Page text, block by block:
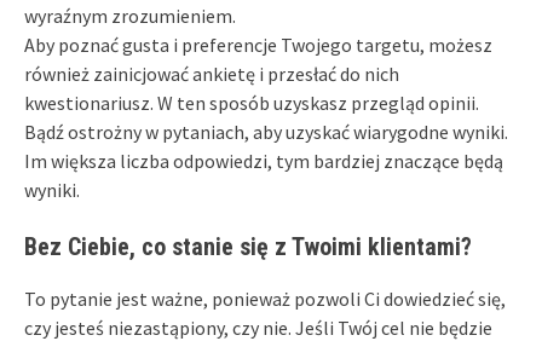
wyraźnym zrozumieniem.
Aby poznać gusta i preferencje Twojego targetu, możesz
również zainicjować ankietę i przesłać do nich
kwestionariusz. W ten sposób uzyskasz przegląd opinii.
Bądź ostrożny w pytaniach, aby uzyskać wiarygodne wyniki.
Im większa liczba odpowiedzi, tym bardziej znaczące będą
wyniki.
Bez Ciebie, co stanie się z Twoimi klientami?
To pytanie jest ważne, ponieważ pozwoli Ci dowiedzieć się,
czy jesteś niezastąpiony, czy nie. Jeśli Twój cel nie będzie